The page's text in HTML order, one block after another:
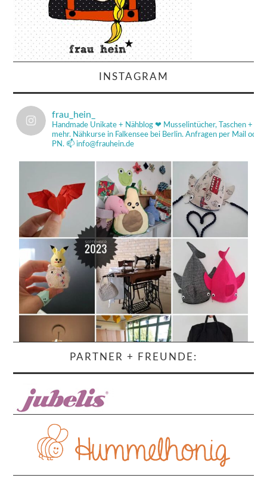
INSTAGRAM
frau_hein_
Handmade Unikate + Nähblog ❤ Musselintücher, Taschen +
mehr. Nähkurse in Falkensee bei Berlin. Anfragen per Mail od
PN. 📫 info@frauhein.de
PARTNER + FREUNDE: